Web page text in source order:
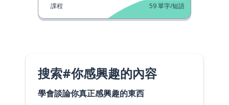
課程 59單字/短語
搜索#你感興趣的內容
學會談論你真正感興趣的東西